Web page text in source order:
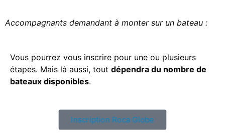
Accompagnants demandant à monter sur un bateau :
Vous pourrez vous inscrire pour une ou plusieurs
étapes. Mais là aussi, tout dépendra du nombre de
bateaux disponibles.
Inscription Roca Globe